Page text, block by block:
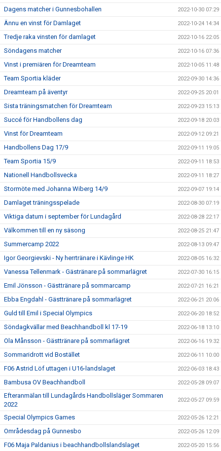
Dagens matcher i Gunnesbohallen 2022-10-30 07:29
Ännu en vinst för Damlaget 2022-10-24 14:34
Tredje raka vinsten för damlaget 2022-10-16 22:05
Söndagens matcher 2022-10-16 07:36
Vinst i premiären för Dreamteam 2022-10-05 11:48
Team Sportia kläder 2022-09-30 14:36
Dreamteam på äventyr 2022-09-25 20:01
Sista träningsmatchen för Dreamteam 2022-09-23 15:13
Succé för Handbollens dag 2022-09-18 20:03
Vinst för Dreamteam 2022-09-12 09:21
Handbollens Dag 17/9 2022-09-11 19:05
Team Sportia 15/9 2022-09-11 18:53
Nationell Handbollsvecka 2022-09-11 18:27
Stormöte med Johanna Wiberg 14/9 2022-09-07 19:14
Damlaget träningsspelade 2022-08-30 07:19
Viktiga datum i september för Lundagård 2022-08-28 22:17
Välkommen till en ny säsong 2022-08-25 21:47
Summercamp 2022 2022-08-13 09:47
Igor Georgievski - Ny herrtränare i Kävlinge HK 2022-08-05 16:32
Vanessa Tellenmark - Gästränare på sommarlägret 2022-07-30 16:15
Emil Jönsson - Gästtränare på sommarcamp 2022-07-21 16:21
Ebba Engdahl - Gästtränare på sommarlägret 2022-06-21 20:06
Guld till Emil i Special Olympics 2022-06-20 18:52
Söndagkvällar med Beachhandboll kl 17-19 2022-06-18 13:10
Ola Månsson - Gästtränare på sommarlägret 2022-06-16 19:32
Sommaridrott vid Bostället 2022-06-11 10:00
F06 Astrid Löf uttagen i U16-landslaget 2022-06-03 18:43
Bambusa OV Beachhandboll 2022-05-28 09:07
Efteranmälan till Lundagårds Handbollsläger Sommaren
2022
2022-05-27 09:59
Special Olympics Games 2022-05-26 12:21
Områdesdag på Gunnesbo 2022-05-26 12:09
F06 Maja Paldanius i beachhandbollslandslaget 2022-05-20 15:56